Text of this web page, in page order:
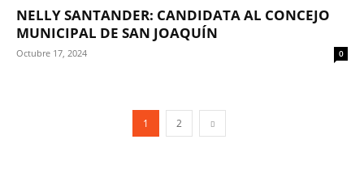
NELLY SANTANDER: CANDIDATA AL CONCEJO
MUNICIPAL DE SAN JOAQUÍN
Octubre 17, 2024 0
1 2